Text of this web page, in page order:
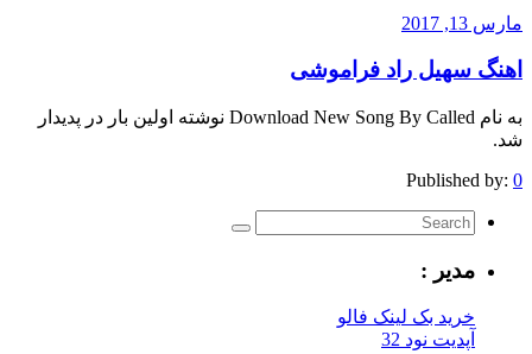
مارس 13, 2017
اهنگ سهیل راد فراموشی
به نام Download New Song By Called نوشته اولین بار در پدیدار
شد.
Published by: 0
مدیر :
خرید بک لینک فالو
آپدیت نود 32